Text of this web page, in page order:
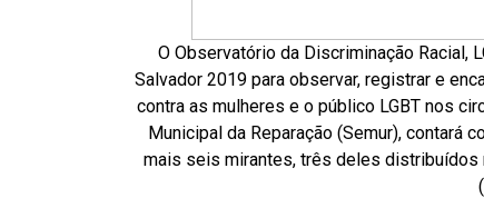
O Observatório da Discriminação Racial,
Salvador 2019 para observar, registrar e
contra as mulheres e o público LGBT nos
Municipal da Reparação (Semur), contará
mais seis mirantes, três deles distribuídos